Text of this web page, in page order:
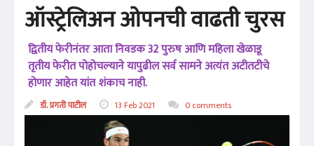
ऑस्ट्रेलिअन ओपनची वाढती चुरस
द्वितीय फेरीनंतर आता निवडक 32 पुरुष आणि महिला खेळाडू
तृतीय फेरीत पोहोचल्याने यापुढील सर्व सामने अत्यंत अटीतटीचे
होणार आहेत यांत शंकाच नाही.
डॉ. प्रगती पाटील 13 Feb 2021 0 comments